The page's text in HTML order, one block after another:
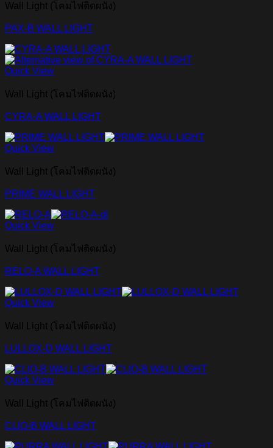
Wall Light (โคมไฟติดผนัง)
PAX-B WALL LIGHT
Quick View
Wall Light (โคมไฟติดผนัง)
CYRA-A WALL LIGHT
Quick View
Wall Light (โคมไฟติดผนัง)
PRIME WALL LIGHT
Quick View
Wall Light (โคมไฟติดผนัง)
RELO-A WALL LIGHT
Quick View
Wall Light (โคมไฟติดผนัง)
LULLOX-D WALL LIGHT
Quick View
Wall Light (โคมไฟติดผนัง)
CLIO-B WALL LIGHT